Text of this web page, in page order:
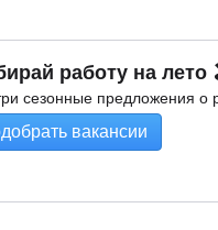
работу на
сезонные предложения о
вакансии